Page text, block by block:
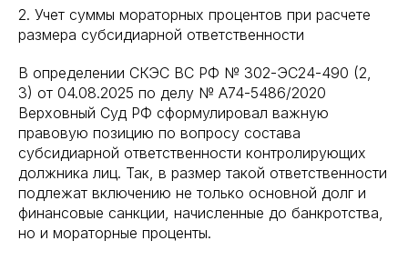
2. Учет суммы мораторных процентов при расчете
размера субсидиарной ответственности
В определении СКЭС ВС РФ № 302-ЭС24-490 (2,
3) от 04.08.2025 по делу № А74-5486/2020
Верховный Суд РФ сформулировал важную
правовую позицию по вопросу состава
субсидиарной ответственности контролирующих
должника лиц. Так, в размер такой ответственности
подлежат включению не только основной долг и
финансовые санкции, начисленные до банкротства,
но и мораторные проценты.